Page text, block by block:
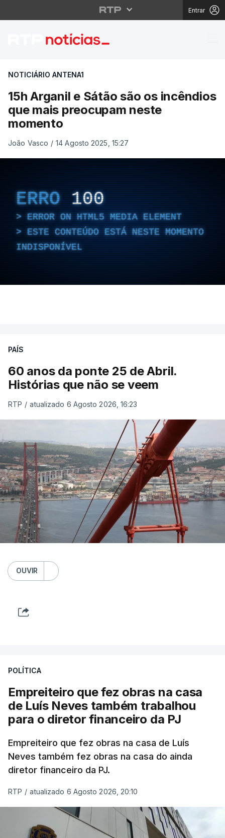
Entrar
15h Arganil e Sátão
NOTICIÁRIO ANTENA1
15h Arganil e Sátão são os incêndios
que mais preocupam neste
momento
João Vasco / 14 Agosto 2025, 15:27
ERRO 100
ERROR ON HTML5 MEDIA ELEMENT
ESTE CONTEÚDO ESTÁ NESTE MOMENTO
INDISPONÍVEL
PAÍS
60 anos da ponte 25 de Abril.
Histórias que não se veem
RTP / atualizado 6 Agosto 2026, 16:23
OUVIR
POLÍTICA
Empreiteiro que fez obras na casa
de Luís Neves também trabalhou
para o diretor financeiro da PJ
Empreiteiro que fez obras na casa de Luís
Neves também fez obras na casa do ainda
diretor financeiro da PJ.
RTP / atualizado 6 Agosto 2026, 20:10